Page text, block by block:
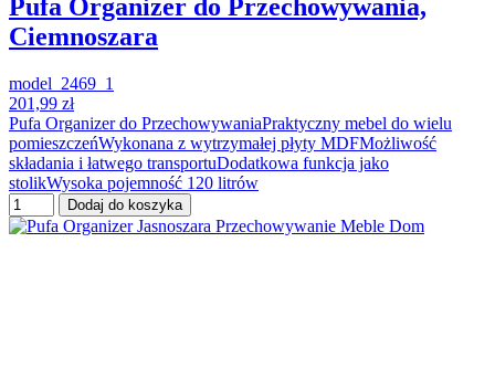
Pufa Organizer do Przechowywania,
Ciemnoszara
model_2469_1
201,99 zł
Pufa Organizer do PrzechowywaniaPraktyczny mebel do wielu
pomieszczeńWykonana z wytrzymałej płyty MDFMożliwość
składania i łatwego transportuDodatkowa funkcja jako
stolikWysoka pojemność 120 litrów
Dodaj do koszyka